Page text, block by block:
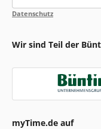
Datenschutz
Wir sind Teil der
myTime.de auf